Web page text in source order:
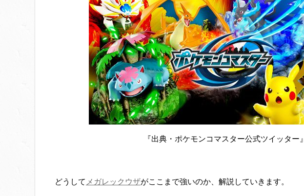
『出典・ポケモンコマスター公式ツイッター』
どうして メガレックウザがここまで強いのか、解説していきます。